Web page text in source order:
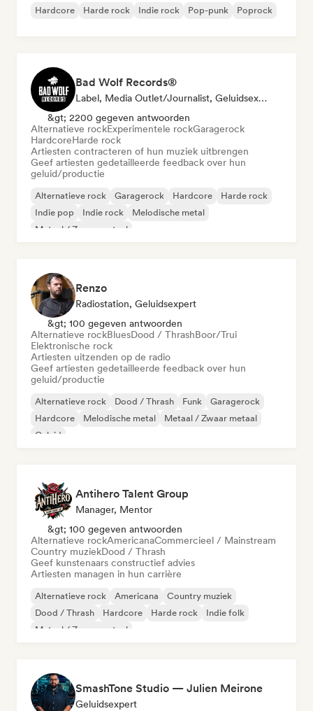
Hardcore
Harde rock Indie rock Pop-punk Poprock
Bad Wolf Records®
Label, Media Outlet/Journalist, Geluidsexpert
&gt; 2200 gegeven antwoorden
Alternatieve rockExperimentele rockGaragerock
HardcoreHarde rock
Artiesten contracteren of hun muziek uitbrengen
Geef artiesten gedetailleerde feedback over hun
geluid/productie
Alternatieve rock Garagerock Hardcore
Harde rock
Indie pop
Indie rock
Melodische metal
Metaal / Zwaar metaal
Renzo
Radiostation, Geluidsexpert
&gt; 100 gegeven antwoorden
Alternatieve rockBluesDood / ThrashBoor/Trui
Elektronische rock
Artiesten uitzenden op de radio
Geef artiesten gedetailleerde feedback over hun
geluid/productie
Alternatieve rock Dood / Thrash Funk
Garagerock
Hardcore
Melodische metal
Metaal / Zwaar metaal
Geluid
Antihero Talent Group
Manager, Mentor
&gt; 100 gegeven antwoorden
Alternatieve rockAmericanaCommercieel / Mainstream
Country muziekDood / Thrash
Geef kunstenaars constructief advies
Artiesten managen in hun carrière
Alternatieve rock Americana
Country muziek
Dood / Thrash
Hardcore Harde rock
Indie folk
Metaal / Zwaar metaal
SmashTone Studio — Julien Meirone
Geluidsexpert